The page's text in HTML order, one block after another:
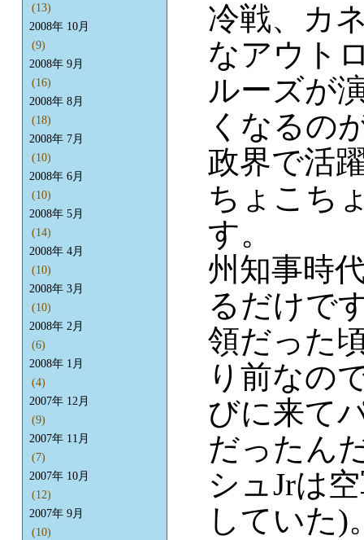
冷戦、カ
なアウト
ルーズが
くなるの
政界で活
ちょこち
す。
州知事時
るだけで
領だった
り前なの
びに来て
だったん
シュJrは
していた)
(13)
2008年 10月
(9)
2008年 9月
(16)
2008年 8月
(18)
2008年 7月
(10)
2008年 6月
(10)
2008年 5月
(14)
2008年 4月
(10)
2008年 3月
(10)
2008年 2月
(6)
2008年 1月
(4)
2007年 12月
(9)
2007年 11月
(7)
2007年 10月
(12)
2007年 9月
(10)